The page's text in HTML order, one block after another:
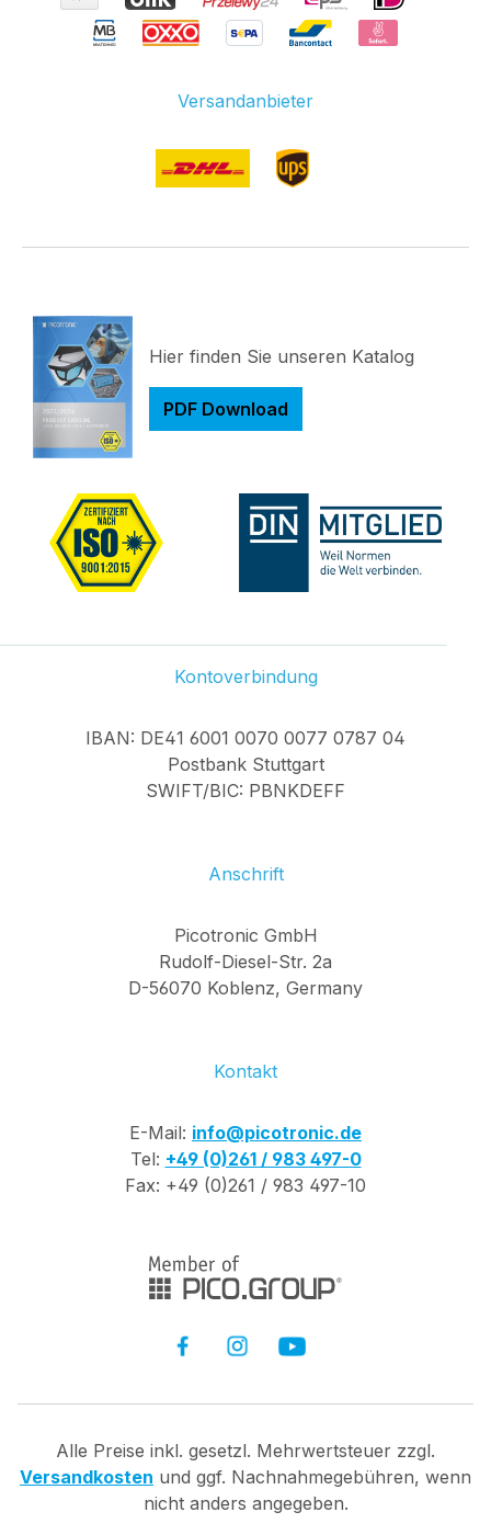
Versandanbieter
Hier finden Sie unseren Katalog
PDF Download
Kontoverbindung
IBAN: DE41 6001 0070 0077 0787 04
Postbank Stuttgart
SWIFT/BIC: PBNKDEFF
Anschrift
Picotronic GmbH
Rudolf-Diesel-Str. 2a
D-56070 Koblenz, Germany
Kontakt
E-Mail: info@picotronic.de
Tel: +49 (0)261 / 983 497-0
Fax: +49 (0)261 / 983 497-10
Alle Preise inkl. gesetzl. Mehrwertsteuer zzgl.
Versandkosten und ggf. Nachnahmegebühren, wenn
nicht anders angegeben.